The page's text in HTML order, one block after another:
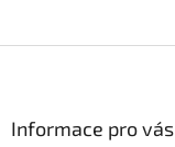
Informace pro vás